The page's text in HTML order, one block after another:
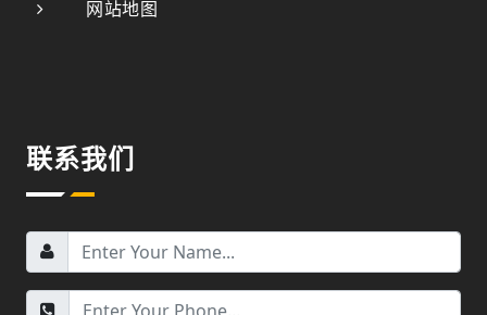
网站地图
联系我们